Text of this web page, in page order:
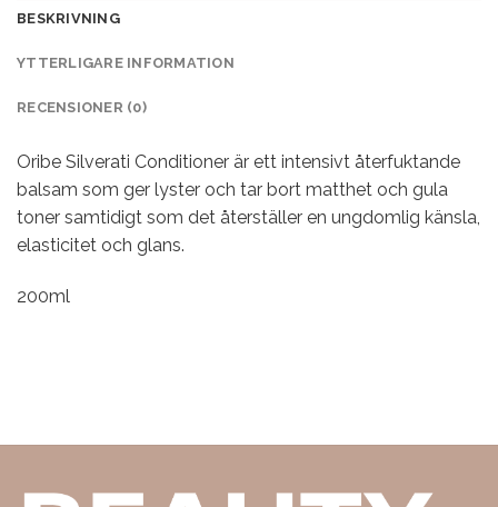
BESKRIVNING
YTTERLIGARE INFORMATION
RECENSIONER (0)
Oribe Silverati Conditioner är ett intensivt återfuktande
balsam som ger lyster och tar bort matthet och gula
toner samtidigt som det återställer en ungdomlig känsla,
elasticitet och glans.
200ml